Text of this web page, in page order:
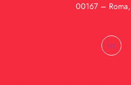
00167 –